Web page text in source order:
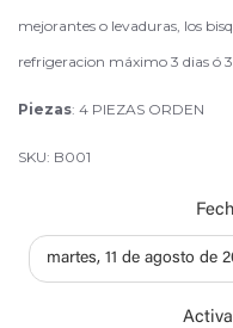
mejorantes o levaduras, los
refrigeracion máximo 3 dias ó
Piezas: 4 PIEZAS ORDEN
SKU: B001